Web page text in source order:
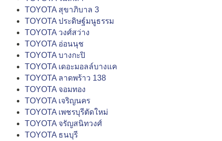
TOYOTA สุขาภิบาล 3
TOYOTA ประดิษฐ์มนูธรรม
TOYOTA วงศ์สว่าง
TOYOTA อ่อนนุช
TOYOTA บางกะปิ
TOYOTA เดอะมอลล์บางแค
TOYOTA ลาดพร้าว 138
TOYOTA จอมทอง
TOYOTA เจริญนคร
TOYOTA เพชรบุรีตัดใหม่
TOYOTA จรัญสนิทวงศ์
TOYOTA ธนบุรี